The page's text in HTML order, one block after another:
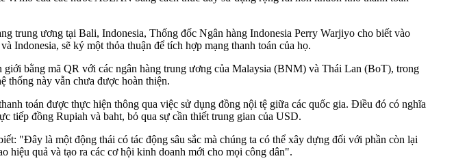
trung ương tại Bali, Indonesia, Thống đốc Ngân hàng Indonesia Perry Warjiyo cho biết vào
Indonesia, sẽ ký một thỏa thuận để tích hợp mạng thanh toán của họ.
bằng mã QR với các ngân hàng trung ương của Malaysia (BNM) và Thái Lan (BoT), trong
thống này vẫn chưa được hoàn thiện.
toán được thực hiện thông qua việc sử dụng đồng nội tệ giữa các quốc gia. Điều đó có nghĩa
tiếp đồng Rupiah và baht, bỏ qua sự cần thiết trung gian của USD.
"Đây là một động thái có tác động sâu sắc mà chúng ta có thể xây dựng đối với phần còn lại
hiệu quả và tạo ra các cơ hội kinh doanh mới cho mọi công dân".